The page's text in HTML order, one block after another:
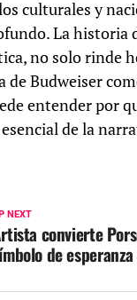
culturales y
La historia
no solo rinde
Budweiser
entender por
de la
NEXT
convierte
de